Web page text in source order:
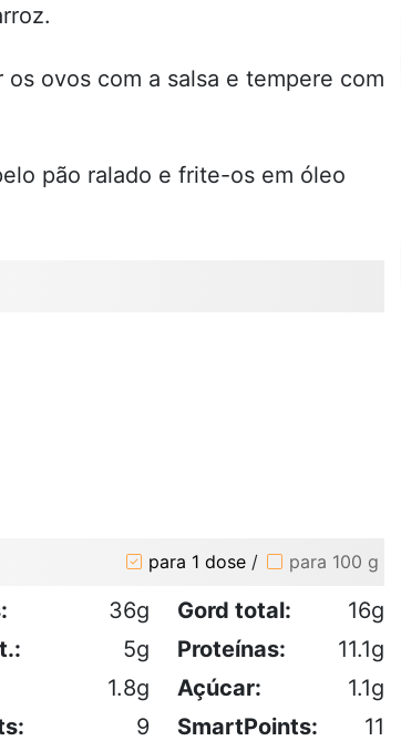
ovos com a salsa e tempere com
pão ralado e frite-os em óleo
para 1 dose / para 100 g
36g Gord total:
16g
5g Proteínas:
11.1g
1.8g Açúcar:
1.1g
9 SmartPoints: 11